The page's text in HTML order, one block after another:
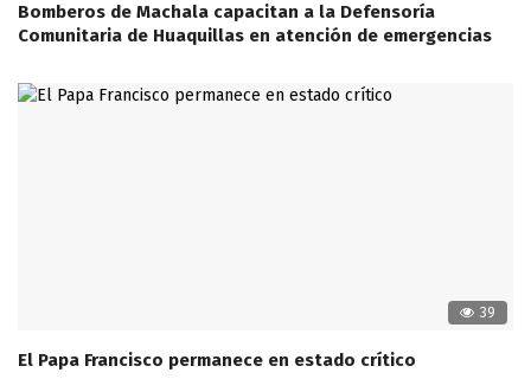
Bomberos de Machala capacitan a la Defensoría
Comunitaria de Huaquillas en atención de emergencias
39
El Papa Francisco permanece en estado crítico